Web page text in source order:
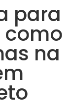
para
como
na